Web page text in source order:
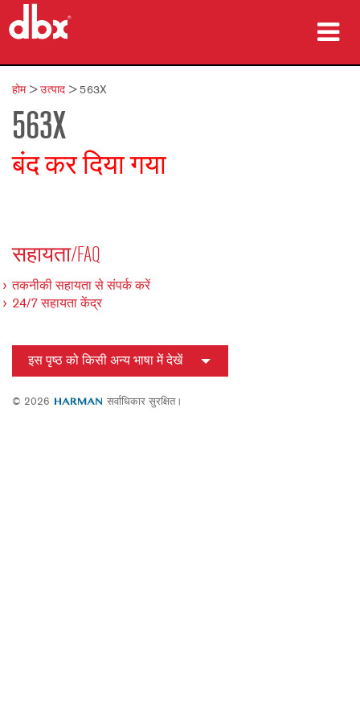
उत्पाद
केस स्टडीज़
कहां खरीदें
होम>उत्पाद >563X
563X
बंद कर दिया गया
सहायता/FAQ
तकनीकी सहायता से संपर्क करें
24/7 सहायता केंद्र
इस पृष्ठ को किसी अन्य भाषा में देखें
© 2026 सर्वाधिकार सुरक्षित।